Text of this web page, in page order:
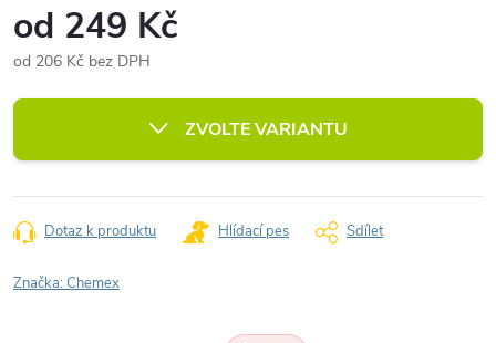
od 249 Kč
od 206 Kč bez DPH
cena:
ZVOLTE VARIANTU
Dotaz k produktu Hlídací pes Sdílet
Značka:Chemex